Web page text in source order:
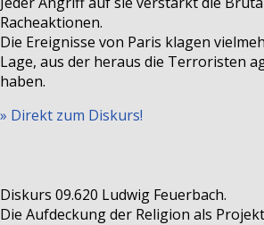
Racheaktionen.
Die Ereignisse von Paris klagen
Lage, aus der heraus die Terroristen
haben.
» Direkt zum Diskurs!
Diskurs 09.620 Ludwig Feuerbach.
Die Aufdeckung der Religion als